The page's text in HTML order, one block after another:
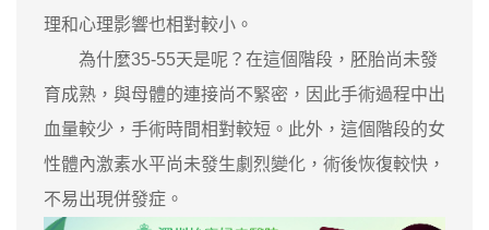
理和心理影響也相對較小。
為什麼35-55天是呢？在這個階段，胚胎尚未發
育成熟，與母體的連接尚不緊密，因此手術過程中出
血量較少，手術時間相對較短。此外，這個階段的女
性體內激素水平尚未發生劇烈變化，術後恢復較快，
不易出現併發症。